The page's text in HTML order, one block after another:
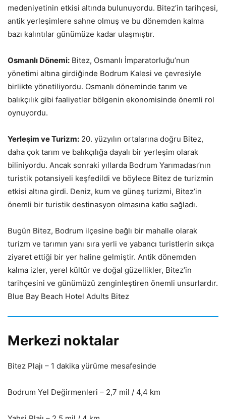
medeniyetinin etkisi altında bulunuyordu. Bitez’in tarihçesi,
antik yerleşimlere sahne olmuş ve bu dönemden kalma
bazı kalıntılar günümüze kadar ulaşmıştır.
Osmanlı Dönemi: Bitez, Osmanlı İmparatorluğu’nun
yönetimi altına girdiğinde Bodrum Kalesi ve çevresiyle
birlikte yönetiliyordu. Osmanlı döneminde tarım ve
balıkçılık gibi faaliyetler bölgenin ekonomisinde önemli rol
oynuyordu.
Yerleşim ve Turizm: 20. yüzyılın ortalarına doğru Bitez,
daha çok tarım ve balıkçılığa dayalı bir yerleşim olarak
biliniyordu. Ancak sonraki yıllarda Bodrum Yarımadası’nın
turistik potansiyeli keşfedildi ve böylece Bitez de turizmin
etkisi altına girdi. Deniz, kum ve güneş turizmi, Bitez’in
önemli bir turistik destinasyon olmasına katkı sağladı.
Bugün Bitez, Bodrum ilçesine bağlı bir mahalle olarak
turizm ve tarımın yanı sıra yerli ve yabancı turistlerin sıkça
ziyaret ettiği bir yer haline gelmiştir. Antik dönemden
kalma izler, yerel kültür ve doğal güzellikler, Bitez’in
tarihçesini ve günümüzü zenginleştiren önemli unsurlardır.
Blue Bay Beach Hotel Adults Bitez
Merkezi noktalar
Bitez Plajı – 1 dakika yürüme mesafesinde
Bodrum Yel Değirmenleri – 2,7 mil / 4,4 km